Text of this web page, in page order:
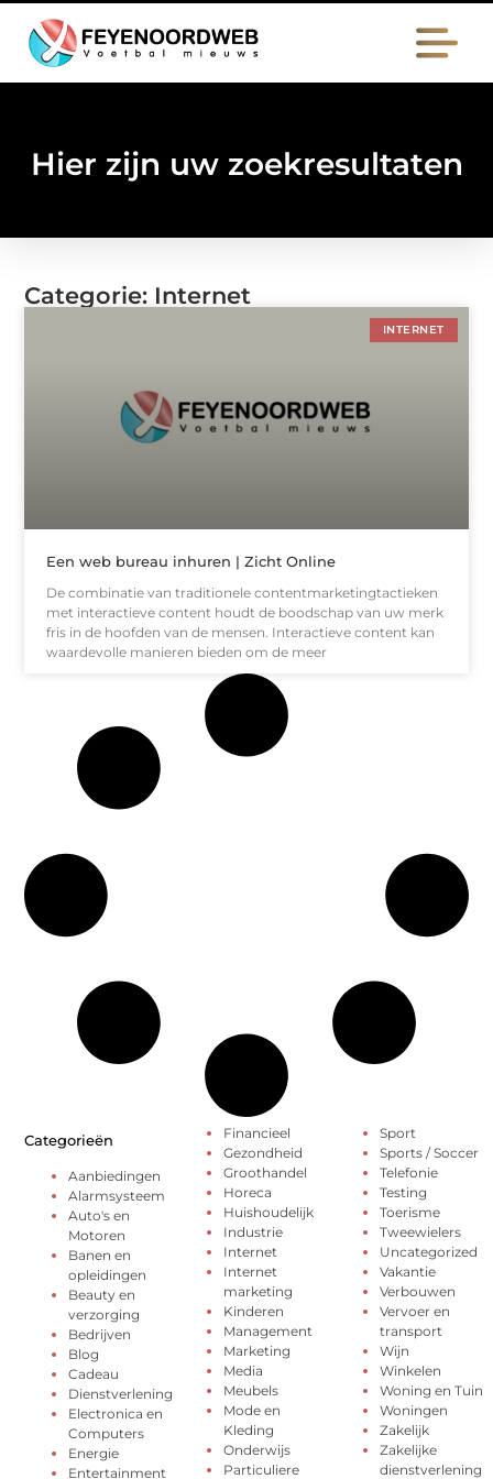
Hier zijn uw zoekresultaten
Categorie: Internet
INTERNET
Een web bureau inhuren | Zicht Online
De combinatie van traditionele contentmarketingtactieken
met interactieve content houdt de boodschap van uw merk
fris in de hoofden van de mensen. Interactieve content kan
waardevolle manieren bieden om de meer
Categorieën
Aanbiedingen
Alarmsysteem
Auto's en
Motoren
Banen en
opleidingen
Beauty en
verzorging
Bedrijven
Blog
Cadeau
Dienstverlening
Electronica en
Computers
Energie
Entertainment
Financieel
Gezondheid
Groothandel
Horeca
Huishoudelijk
Industrie
Internet
Internet
marketing
Kinderen
Management
Marketing
Media
Meubels
Mode en
Kleding
Onderwijs
Particuliere
Sport
Sports / Soccer
Telefonie
Testing
Toerisme
Tweewielers
Uncategorized
Vakantie
Verbouwen
Vervoer en
transport
Wijn
Winkelen
Woning en Tuin
Woningen
Zakelijk
Zakelijke
dienstverlening